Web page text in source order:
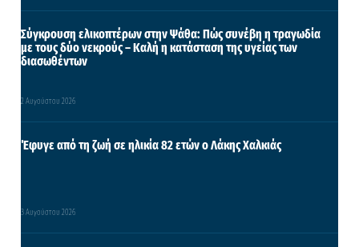
Σύγκρουση ελικοπτέρων στην Ψάθα: Πώς συνέβη η τραγωδία
με τους δύο νεκρούς – Καλή η κατάσταση της υγείας των
διασωθέντων
2 Αυγούστου 2026
Έφυγε από τη ζωή σε ηλικία 82 ετών ο Λάκης Χαλκιάς
3 Αυγούστου 2026